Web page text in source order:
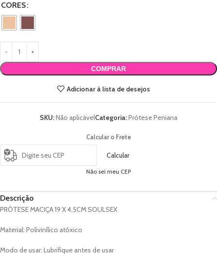
CORES
COMPRAR
Adicionar à lista de desejos
SKU:Não aplicávelCategoria:Prótese Peniana
Calcular o Frete
Calcular
Não sei meu CEP
Descrição
PRÓTESE MACIÇA 19 X 4,5CM SOULSEX
Material: Polivinílico atóxico
Modo de usar: Lubrifique antes de usar